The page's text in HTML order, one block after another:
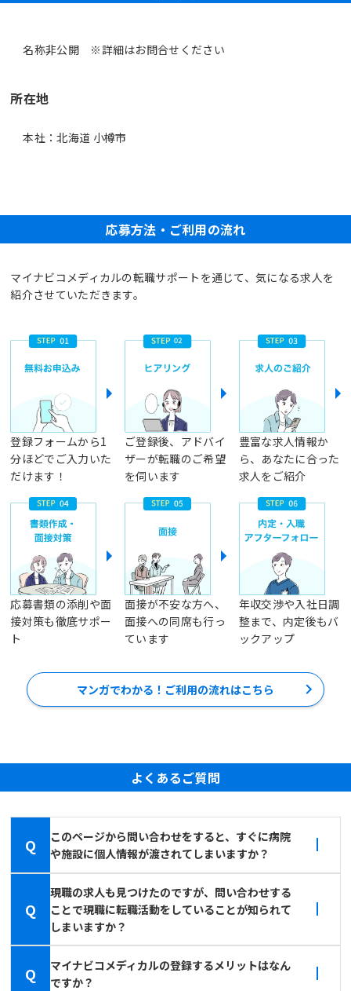
名称非公開 ※詳細はお問合せください
所在地
本社：北海道 小樽市
応募方法・ご利用の流れ
マイナビコメディカルの転職サポートを通じて、気になる求人を
紹介させていただきます。
登録フォームから1
分ほどでご入力いた
だけます！
ご登録後、アドバイ
ザーが転職のご希望
を伺います
豊富な求人情報か
ら、あなたに合った
求人をご紹介
応募書類の添削や面
接対策も徹底サポー
ト
面接が不安な方へ、
面接への同席も行っ
ています
年収交渉や入社日調
整まで、内定後もバ
ックアップ
マンガでわかる！ご利用の流れはこちら
よくあるご質問
Q
このページから問い合わせをすると、すぐに病院
や施設に個人情報が渡されてしまいますか？
Q
現職の求人も見つけたのですが、問い合わせする
ことで現職に転職活動をしていることが知られて
しまいますか？
Q
マイナビコメディカルの登録するメリットはなん
ですか？